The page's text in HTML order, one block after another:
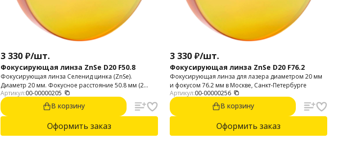
3 330 ₽/шт.
Фокусирующая линза ZnSe D20 F50.8
Фокусирующая линза Cеленид цинка (ZnSe).
Диаметр 20 мм. Фокусное расстояние 50.8 мм (2
дюйма). Производство: Китай. Материал: США
Артикул:00-00000205
В корзину
Оформить заказ
3 330 ₽/шт.
Фокусирующая линза ZnSe D20 F76.2
Фокусирующая линза для лазера диаметром 20 мм
и фокусом 76.2 мм в Москве, Санкт-Петербурге
Артикул:00-00000256
В корзину
Оформить заказ